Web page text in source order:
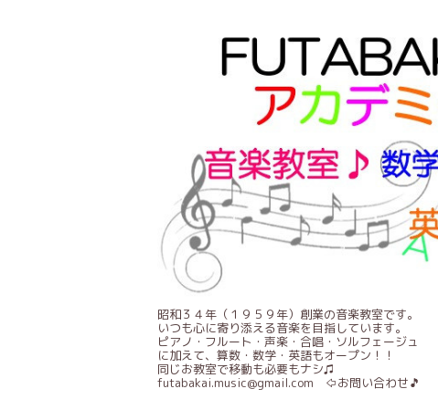
昭和３４年（１９５９年）創業の音楽教室です。
いつも心に寄り添える音楽を目指しています。
ピアノ・フルート・声楽・合唱・ソルフェージュ
に加えて、算数・数学・英語もオープン！！
同じお教室で移動も必要もナシ♫
futabakai.music@gmail.com ⇦お問い合わせ🎵